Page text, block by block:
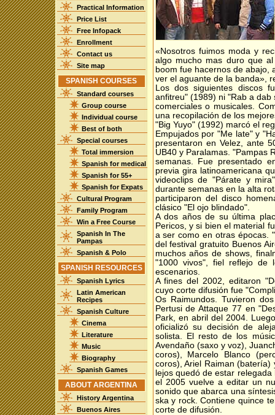
Practical Information
Price List
Free Infopack
Enrollment
Contact us
Site map
SPANISH COURSES
Standard courses
Group course
Individual course
Best of both
Special courses
Total immersion
Spanish for medical
Spanish for 55+
Spanish for Expats
Cultural Program
Family Program
Win a Free Course
Spanish In The
Pampas
Spanish & Polo
SPANISH RESOURCES
Spanish Lyrics
Latin American
Recipes
Spanish Culture
Cinema
Literature
Music
Biography
Spanish Games
ABOUT ARGENTINA
History Argentina
Buenos Aires
«Nosotros fuimos moda y
algo mucho mas duro que
boom fue hacernos de abajo,
ver el aguante de la banda»,
Los dos siguientes discos
anfitreu" (1989) ni "Rab a
comerciales o musicales.
una recopilación de los
"Big Yuyo" (1992) marcó el
Empujados por "Me late" y
presentaron en Velez, ante
UB40 y Paralamas. "Pampas
semanas. Fue presentado
previa gira latinoamericana
videoclips de "Párate y
durante semanas en la alta
participaron del disco
clásico "El ojo blindado".
A dos años de su última
Pericos, y si bien el material
a ser como en otras épocas.
del festival gratuito Buenos
muchos años de shows,
"1000 vivos", fiel reflejo de
escenarios.
A fines del 2002, editaron
cuyo corte difusión fue
Os Raimundos. Tuvieron
Pertusi de Attaque 77 en
Park, en abril del 2004.
oficializó su decisión de
solista. El resto de los
Avendaño (saxo y voz),
coros), Marcelo Blanco
coros), Ariel Raiman
lejos quedó de estar
el 2005 vuelve a editar un
sonido que abarca una
ska y rock. Contiene quince
corte de difusión.